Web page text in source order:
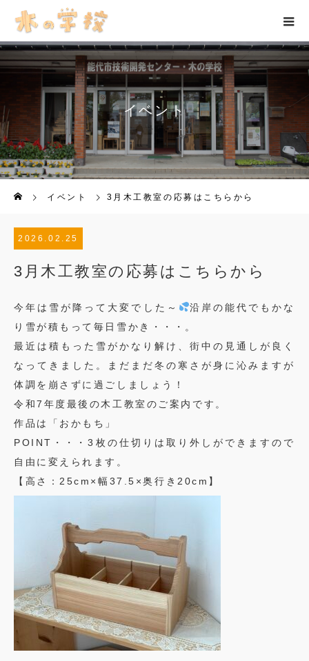
イベント
イベント 3月木工教室の応募はこちらから
2026.02.25
3月木工教室の応募はこちらから
今年は雪が降って大変でした～
沿岸の能代でもかな
り雪が積もって毎日雪かき・・・。
最近は積もった雪がかなり解け、街中の見通しが良く
なってきました。まだまだ冬の寒さが身に沁みますが
体調を崩さずに過ごしましょう！
令和7年度最後の木工教室のご案内です。
作品は「おかもち」
POINT・・・3枚の仕切りは取り外しができますので
自由に変えられます。
【高さ：25cm×幅37.5×奥行き20cm】